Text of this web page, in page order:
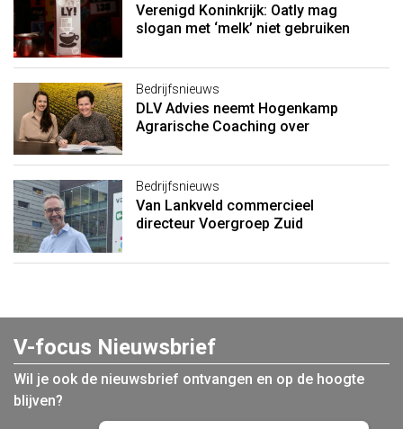
Verenigd Koninkrijk: Oatly mag
slogan met ‘melk’ niet gebruiken
Bedrijfsnieuws
DLV Advies neemt Hogenkamp
Agrarische Coaching over
Bedrijfsnieuws
Van Lankveld commercieel
directeur Voergroep Zuid
V-focus Nieuwsbrief
Wil je ook de nieuwsbrief ontvangen en op de hoogte
blijven?